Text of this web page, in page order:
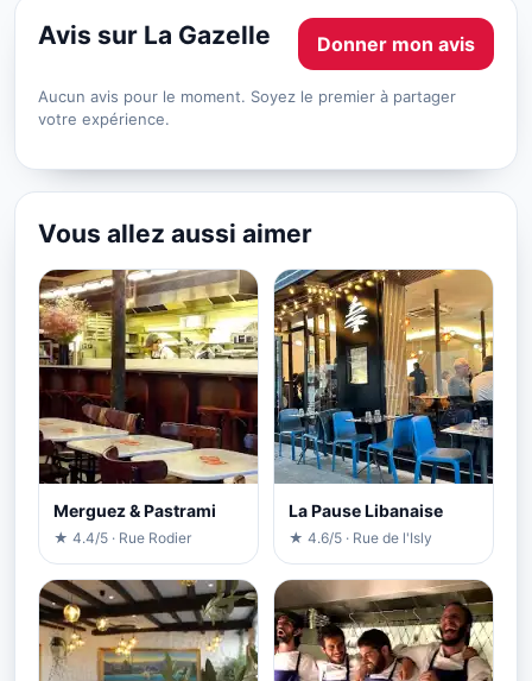
Avis sur La Gazelle Donner mon avis
Aucun avis pour le moment. Soyez le premier à partager
votre expérience.
Vous allez aussi aimer
Merguez & Pastrami
★ 4.4/5 · Rue Rodier
La Pause Libanaise
★ 4.6/5 · Rue de l'Isly